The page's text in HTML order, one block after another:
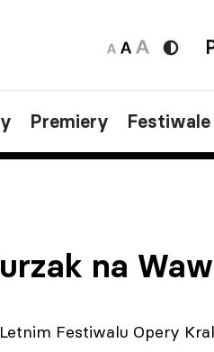
Premiery Festiwale
na
Festiwalu Opery